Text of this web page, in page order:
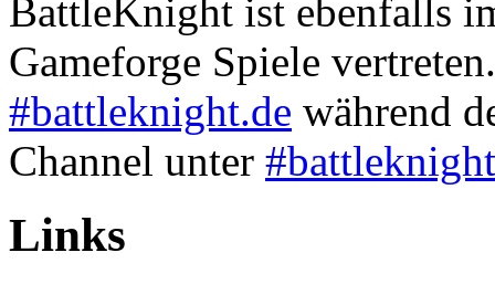
BattleKnight ist ebenfalls
Gameforge Spiele
#battleknight.de während
Channel unter
Links